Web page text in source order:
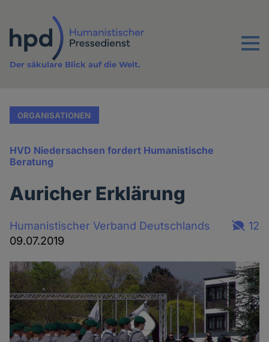
Inhalt
Menu
Der säkulare Blick auf die Welt.
ORGANISATIONEN
HVD Niedersachsen fordert Humanistische
Beratung
Auricher Erklärung
Humanistischer Verband Deutschlands
09.07.2019
12